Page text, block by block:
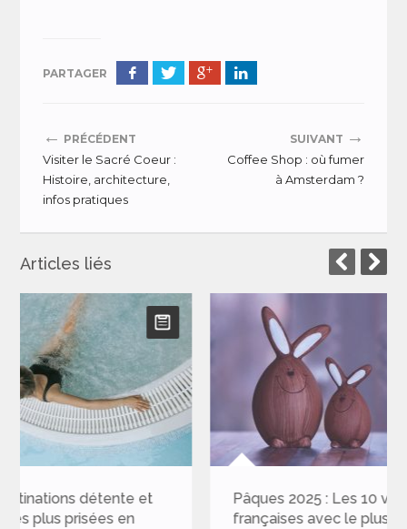
PARTAGER
← PRÉCÉDENT
Visiter le Sacré Coeur :
Histoire, architecture,
infos pratiques
SUIVANT →
Coffee Shop : où fumer
à Amsterdam ?
Articles liés
Pâques 2025 : Les 10 villes
françaises avec le plus de
Les 20
sur